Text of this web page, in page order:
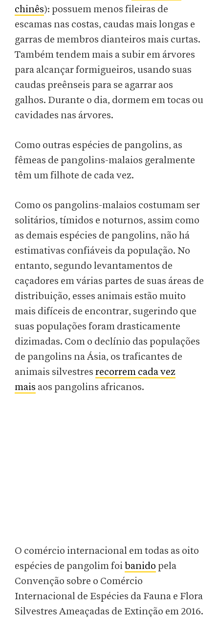
chinês): possuem menos fileiras de
escamas nas costas, caudas mais longas e
garras de membros dianteiros mais curtas.
Também tendem mais a subir em árvores
para alcançar formigueiros, usando suas
caudas preênseis para se agarrar aos
galhos. Durante o dia, dormem em tocas ou
cavidades nas árvores.
Como outras espécies de pangolins, as
fêmeas de pangolins-malaios geralmente
têm um filhote de cada vez.
Como os pangolins-malaios costumam ser
solitários, tímidos e noturnos, assim como
as demais espécies de pangolins, não há
estimativas confiáveis da população. No
entanto, segundo levantamentos de
caçadores em várias partes de suas áreas de
distribuição, esses animais estão muito
mais difíceis de encontrar, sugerindo que
suas populações foram drasticamente
dizimadas. Com o declínio das populações
de pangolins na Ásia, os traficantes de
animais silvestres recorrem cada vez
mais aos pangolins africanos.
O comércio internacional em todas as oito
espécies de pangolim foi banido pela
Convenção sobre o Comércio
Internacional de Espécies da Fauna e Flora
Silvestres Ameaçadas de Extinção em 2016.